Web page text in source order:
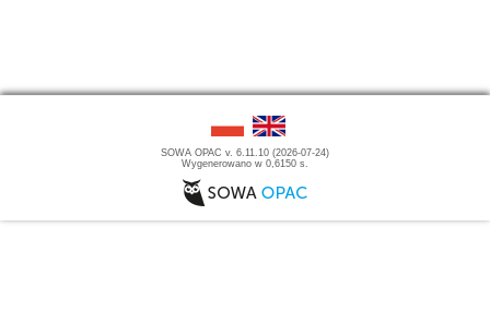
SOWA OPAC v. 6.11.10 (2026-07-24)
Wygenerowano w 0,6150 s.